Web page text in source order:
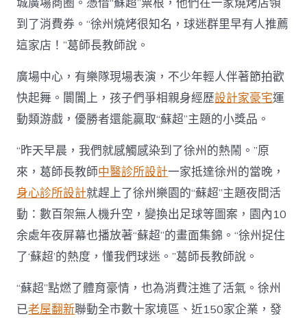
到了消費券。“徐州燒烤很知名，球迷群里早有人推薦
這家店！”葛師長教師說。
廣場中心，有樂隊現場表演，不少年輕人伴著節拍歡
快起舞。闤闠上，孩子們爭相親身經歷設計家豪宅運
動類游戲，優勝者還能贏取“蘇超”主題的小獎品。
“昨天早晨，我們就感觸感染到了徐州的熱鬧。”原
來，葛師長教師中醫診所設計一家抵達徐州的當晚，
身心診所設計就趕上了徐州樂園的“蘇超”主題夜間活
動：數百架無人機升空，變換出足球等圖案，園內10
余處年夜屏幕也播放著“蘇超”的畫面集錦。“徐州捉住
了‘蘇超’的熱度，懂我們球迷。”葛師長教師說。
“蘇超”點燃了體育豪情，也為消費注進了活氣。徐州
已老屋翻新聯動全市數十家境區、近150家企業，發